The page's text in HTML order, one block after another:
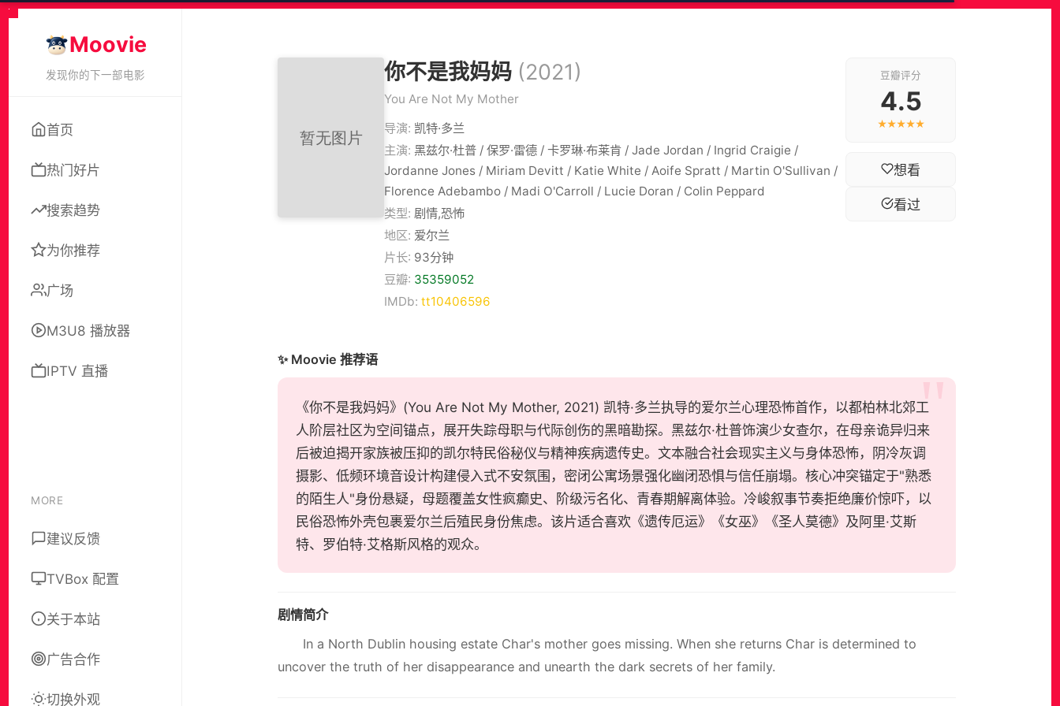
Moovie
发现你的下一部电影
首页
热门好片
搜索趋势
为你推荐
广场
M3U8 播放器
IPTV 直播
MORE
建议反馈
TVBox 配置
关于本站
广告合作
切换外观
你不是我妈妈 (2021)
You Are Not My Mother
导演: 凯特·多兰
主演: 黑兹尔·杜普 / 保罗·雷德 / 卡罗琳·布莱肯 / Jade Jordan / Ingrid Craigie /
Jordanne Jones / Miriam Devitt / Katie White / Aoife Spratt / Martin O'Sullivan /
Florence Adebambo / Madi O'Carroll / Lucie Doran / Colin Peppard
类型: 剧情,恐怖
地区: 爱尔兰
片长: 93分钟
豆瓣: 35359052
IMDb: tt10406596
豆瓣评分
4.5
★★★★★
想看
看过
✨ Moovie 推荐语
《你不是我妈妈》(You Are Not My Mother, 2021) 凯特·多兰执导的爱尔兰心理恐怖首作，以都柏林北郊工
人阶层社区为空间锚点，展开失踪母职与代际创伤的黑暗勘探。黑兹尔·杜普饰演少女查尔，在母亲诡异归来
后被迫揭开家族被压抑的凯尔特民俗秘仪与精神疾病遗传史。文本融合社会现实主义与身体恐怖，阴冷灰调
摄影、低频环境音设计构建侵入式不安氛围，密闭公寓场景强化幽闭恐惧与信任崩塌。核心冲突锚定于"熟悉
的陌生人"身份悬疑，母题覆盖女性疯癫史、阶级污名化、青春期解离体验。冷峻叙事节奏拒绝廉价惊吓，以
民俗恐怖外壳包裹爱尔兰后殖民身份焦虑。该片适合喜欢《遗传厄运》《女巫》《圣人莫德》及阿里·艾斯
特、罗伯特·艾格斯风格的观众。
剧情简介
In a North Dublin housing estate Char's mother goes missing. When she returns Char is determined to
uncover the truth of her disappearance and unearth the dark secrets of her family.